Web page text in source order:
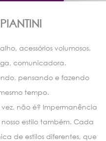
acessórios volumosos.
comunicadora.
pensando e fazendo
tempo.
não é? Impermanência
estilo também. Cada
de estilos diferentes, que